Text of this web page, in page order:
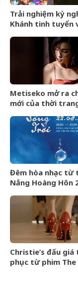
Trải nghiệm kỳ
Khánh tinh tuyển
Metiseko mở ra
mới của thời
Đêm hòa nhạc từ
Nắng Hoàng Hôn
thận nhân tạo
Christie’s đấu giá
phục từ phim The